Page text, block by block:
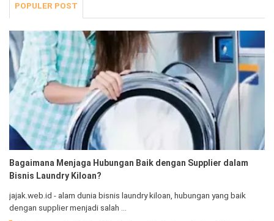
POPULER POST
Bagaimana Menjaga Hubungan Baik dengan Supplier dalam
Bisnis Laundry Kiloan?
jajak.web.id - alam dunia bisnis laundry kiloan, hubungan yang baik
dengan supplier menjadi salah …